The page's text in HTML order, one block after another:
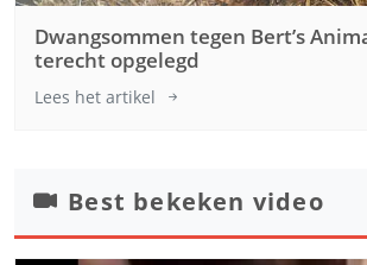
Dwangsommen tegen Bert’s
terecht opgelegd
Lees het artikel
Best bekeken video